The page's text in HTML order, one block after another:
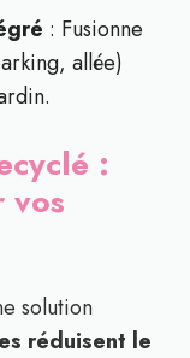
: Fusionne
allée)
:
vos
solution
réduisent le